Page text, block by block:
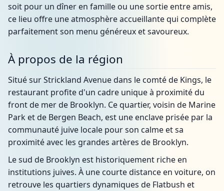
soit pour un dîner en famille ou une sortie entre amis,
ce lieu offre une atmosphère accueillante qui complète
parfaitement son menu généreux et savoureux.
À propos de la région
Situé sur Strickland Avenue dans le comté de Kings, le
restaurant profite d'un cadre unique à proximité du
front de mer de Brooklyn. Ce quartier, voisin de Marine
Park et de Bergen Beach, est une enclave prisée par la
communauté juive locale pour son calme et sa
proximité avec les grandes artères de Brooklyn.
Le sud de Brooklyn est historiquement riche en
institutions juives. À une courte distance en voiture, on
retrouve les quartiers dynamiques de Flatbush et